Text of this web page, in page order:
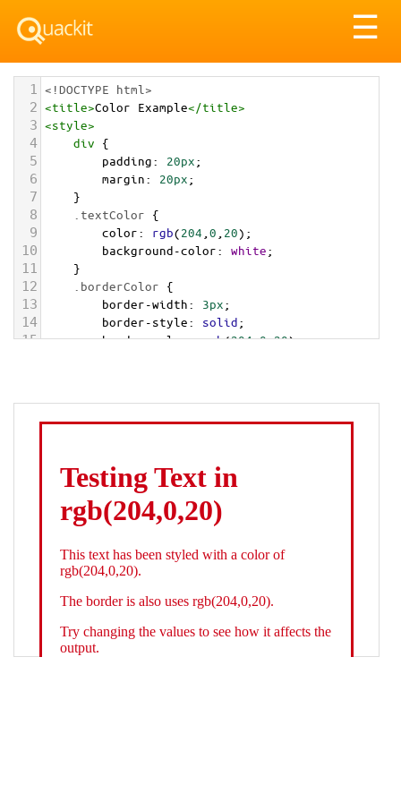
☰
1 <!DOCTYPE html>
2 <title>Color Example</title>
3 <style>
4 div {
5 padding: 20px;
6 margin: 20px;
7 }
8 .textColor {
9 color: rgb(204 0 20);
10 background-color: white;
11 }
12 .borderColor {
13 border-width: 3px;
14 border-style: solid;
15 border-color: rgb(204,0,20);
}
background linear-gradient
white, rgb(204, 0,20));
color: white;
}